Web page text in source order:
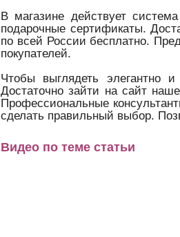
В магазине действует
подарочные сертификаты.
по всей России бесплатно.
покупателей.
Чтобы выглядеть
Достаточно зайти на сайт
Профессиональные
сделать правильный выбор.
Видео по теме статьи